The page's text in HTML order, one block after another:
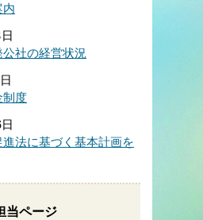
内
社の経営状況
制度
法に基づく基本計画を
当ページ